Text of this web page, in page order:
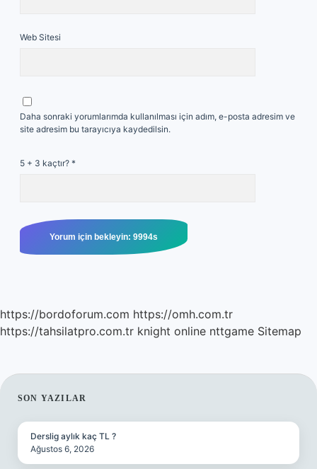
Web Sitesi
Daha sonraki yorumlarımda kullanılması için adım, e-posta adresim ve
site adresim bu tarayıcıya kaydedilsin.
5 + 3 kaçtır? *
https://bordoforum.com https://omh.com.tr
https://tahsilatpro.com.tr knight online nttgame Sitemap
SIDEBAR
SON YAZILAR
Derslig aylık kaç TL ?
Ağustos 6, 2026